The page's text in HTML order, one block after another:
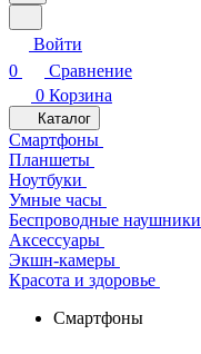
Войти
0
Сравнение
0 Корзина
Каталог
Смартфоны
Планшеты
Ноутбуки
Умные часы
Беспроводные наушники
Аксессуары
Экшн-камеры
Красота и здоровье
Смартфоны